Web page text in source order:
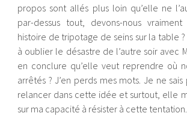
propos sont allés plus loin qu’elle ne
par-dessus tout, devons-nous
histoire de tripotage de seins sur la table ?
à oublier le désastre de l’autre soir avec
en conclure qu’elle veut reprendre où
arrêtés ? J’en perds mes mots. Je ne
relancer dans cette idée et surtout, elle
sur ma capacité à résister à cette tentation.